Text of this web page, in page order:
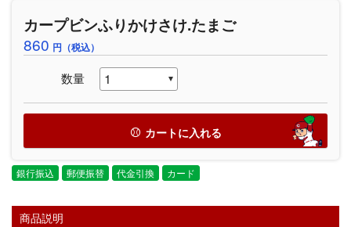
カープビンふりかけさけ.たまご
860 円（税込）
数量
カートに入れる
銀行振込 郵便振替 代金引換 カード
商品説明